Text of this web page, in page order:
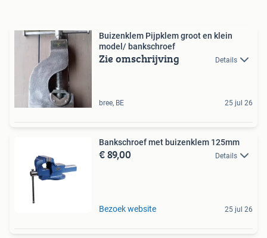
Buizenklem Pijpklem groot en klein
model/ bankschroef
Zie omschrijving Details
bree, BE 25 jul 26
Bankschroef met buizenklem 125mm
€ 89,00 Details
Bezoek website 25 jul 26